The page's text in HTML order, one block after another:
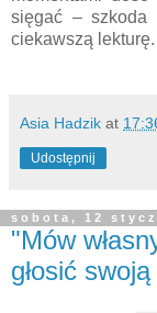
sięgać – szkoda
ciekawszą
Asia Hadzik at
Udostępnij
sobota, 12
"Mów
głosić